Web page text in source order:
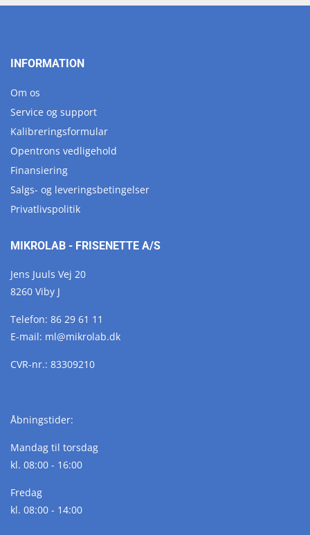
INFORMATION
Om os
Service og support
Kalibreringsformular
Opentrons vedligehold
Finansiering
Salgs- og leveringsbetingelser
Privatlivspolitik
MIKROLAB - FRISENETTE A/S
Jens Juuls Vej 20
8260 Viby J
Telefon: 86 29 61 11
E-mail: ml@mikrolab.dk
CVR-nr.: 83309210
Åbningstider:
Mandag til torsdag
kl. 08:00 - 16:00
Fredag
kl. 08:00 - 14:00